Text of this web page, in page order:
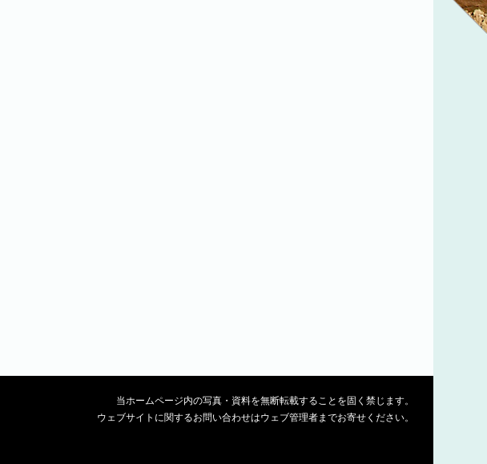
当ホームページ内の写真・資料を無断転載することを固く禁じます。
ウェブサイトに関するお問い合わせはウェブ管理者までお寄せください。